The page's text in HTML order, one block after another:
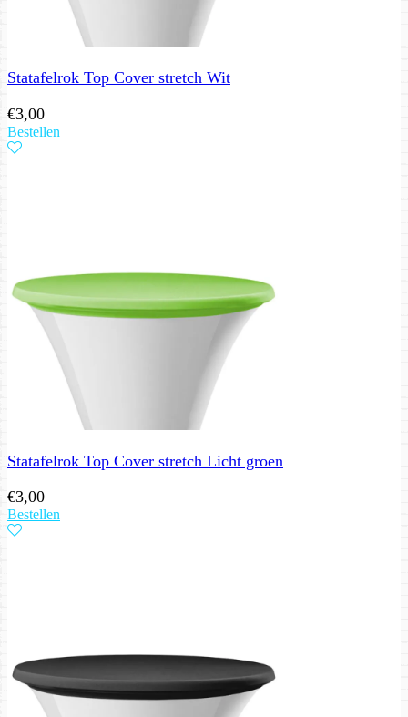
Statafelrok Top Cover stretch Wit
€3,00
Bestellen
Statafelrok Top Cover stretch Licht groen
€3,00
Bestellen